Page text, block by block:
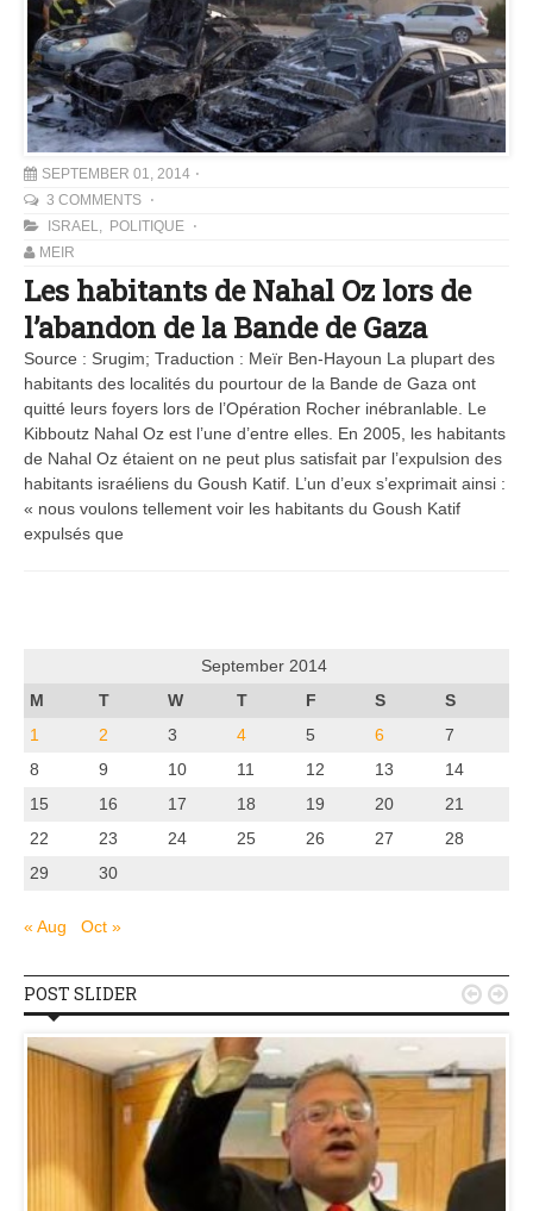
SEPTEMBER 01, 2014
3 COMMENTS
ISRAEL, POLITIQUE
MEIR
Les habitants de Nahal Oz lors de
l’abandon de la Bande de Gaza
Source : Srugim; Traduction : Meïr Ben-Hayoun La plupart des
habitants des localités du pourtour de la Bande de Gaza ont
quitté leurs foyers lors de l’Opération Rocher inébranlable. Le
Kibboutz Nahal Oz est l’une d’entre elles. En 2005, les habitants
de Nahal Oz étaient on ne peut plus satisfait par l’expulsion des
habitants israéliens du Goush Katif. L’un d’eux s’exprimait ainsi :
« nous voulons tellement voir les habitants du Goush Katif
expulsés que
September 2014
M
T W T F S
S
1
2 3 4 5 6
7
8
9 10 11 12 13
14
15
16 17 18 19 20
21
22
23 24 25 26 27
28
29
30
« Aug Oct »
POST SLIDER  